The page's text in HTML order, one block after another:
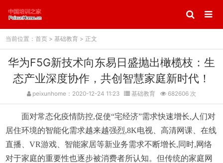
当前位置： 首页> 基础教育> 正文
华为F5G新技术向东易日盛抛出橄榄枝：生
态产业深度协作，共创智慧家庭新时代！
peixunhome：2020-12-24 11:23 基础教育 682606 次
面对常态化疫情防控,促使“宅经济”需求快速增长,人们对
居住环境的智能化需求越来越强烈,8K电视、高清网课、在线
直播、VR游戏、智能家居等新业务需求不断增长,同时,网络
对于家庭的重要性也逐步被消费者所认知。但传统的家庭网